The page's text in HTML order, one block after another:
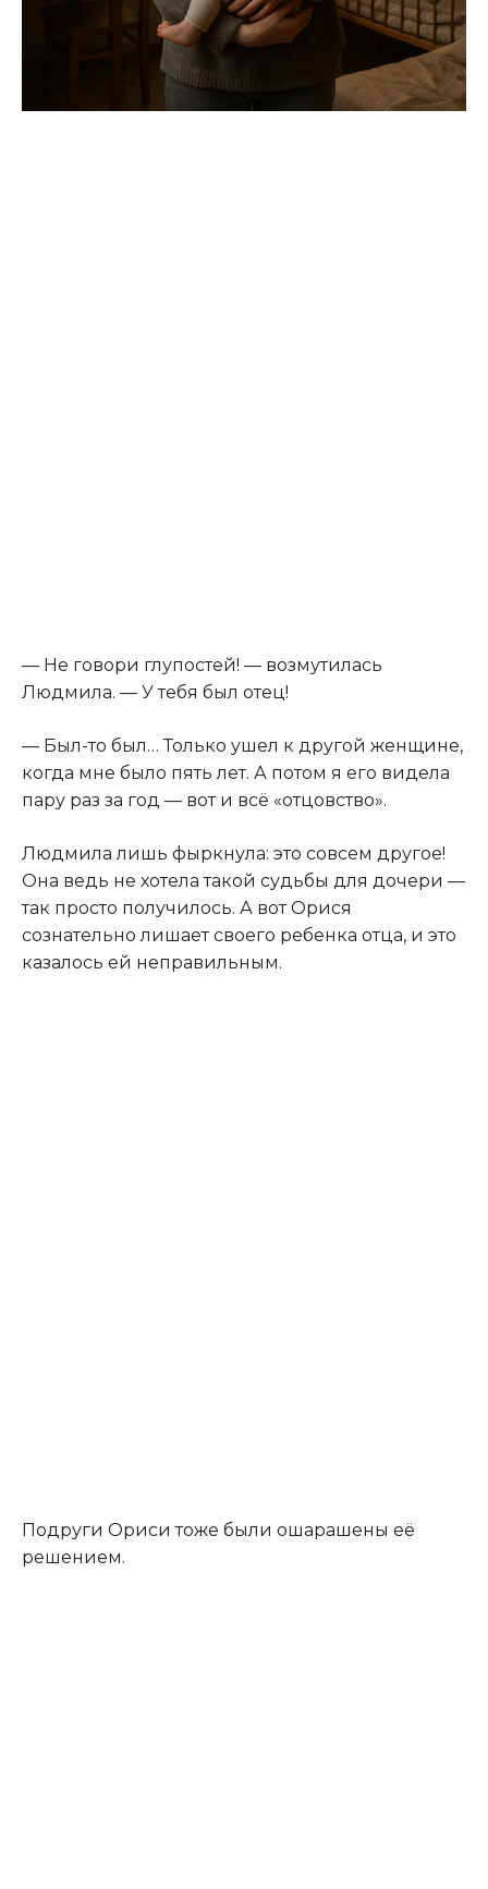
— Не говори глупостей! — возмутилась
Людмила. — У тебя был отец!
— Был-то был… Только ушел к другой женщине,
когда мне было пять лет. А потом я его видела
пару раз за год — вот и всё «отцовство».
Людмила лишь фыркнула: это совсем другое!
Она ведь не хотела такой судьбы для дочери —
так просто получилось. А вот Орися
сознательно лишает своего ребенка отца, и это
казалось ей неправильным.
Подруги Ориси тоже были ошарашены её
решением.